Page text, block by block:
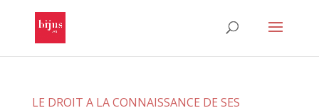
LE DROIT A LA CONNAISSANCE DE SES